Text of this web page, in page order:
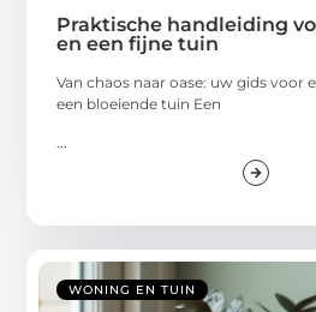
Praktische handleiding
en een fijne tuin
Van chaos naar oase: uw gids voor
een bloeiende tuin Een
...
WONING EN TUIN